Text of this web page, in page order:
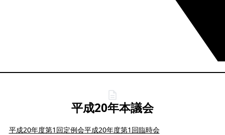
平成20年本議会
平成20年度第1回定例会平成20年度第1回臨時会